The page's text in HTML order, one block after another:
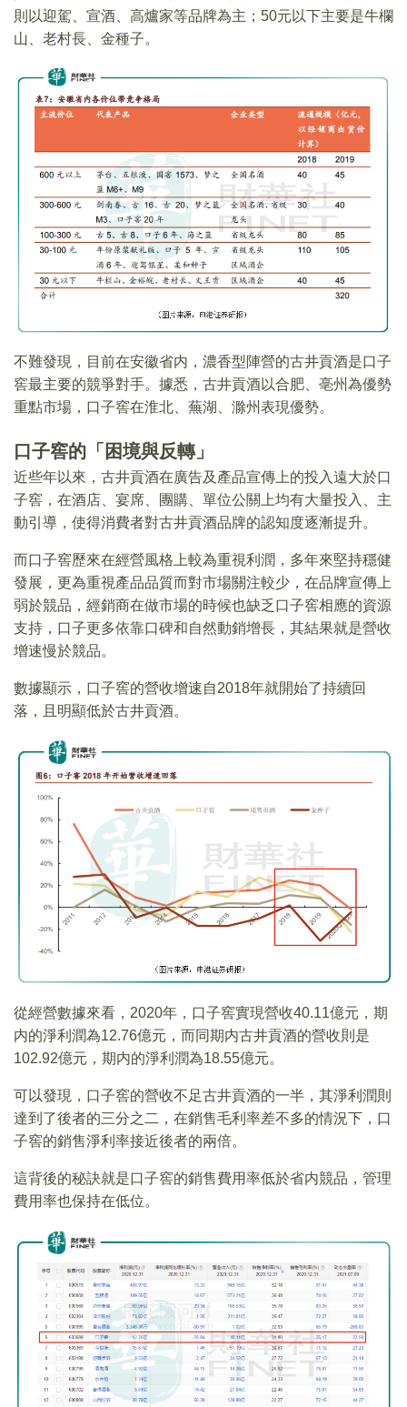
則以迎駕、宣酒、高爐家等品牌為主；50元以下主要是牛欄
山、老村長、金種子。
不難發現，目前在安徽省内，濃香型陣營的古井貢酒是口子
窖最主要的競爭對手。據悉，古井貢酒以合肥、亳州為優勢
重點市場，口子窖在淮北、蕪湖、滁州表現優勢。
口子窖的「困境與反轉」
近些年以來，古井貢酒在廣告及產品宣傳上的投入遠大於口
子窖，在酒店、宴席、團購、單位公關上均有大量投入、主
動引導，使得消費者對古井貢酒品牌的認知度逐漸提升。
而口子窖歷來在經營風格上較為重視利潤，多年來堅持穩健
發展，更為重視產品品質而對市場關注較少，在品牌宣傳上
弱於競品，經銷商在做市場的時候也缺乏口子窖相應的資源
支持，口子更多依靠口碑和自然動銷增長，其結果就是營收
增速慢於競品。
數據顯示，口子窖的營收增速自2018年就開始了持續回
落，且明顯低於古井貢酒。
從經營數據來看，2020年，口子窖實現營收40.11億元，期
内的淨利潤為12.76億元，而同期内古井貢酒的營收則是
102.92億元，期内的淨利潤為18.55億元。
可以發現，口子窖的營收不足古井貢酒的一半，其淨利潤則
達到了後者的三分之二，在銷售毛利率差不多的情況下，口
子窖的銷售淨利率接近後者的兩倍。
這背後的秘訣就是口子窖的銷售費用率低於省内競品，管理
費用率也保持在低位。